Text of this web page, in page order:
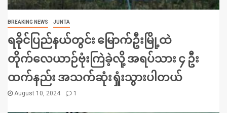
BREAKING NEWS JUNTA
ရခိုင်ပြည်နယ်တွင်း မြောက်ဦးမြို့ထဲ
တိုက်လေယာဉ်ဗုံးကြဲခဲ့လို့ အရပ်သား ၄ ဦး
ထက်နည်း အသက်ဆုံးရှုံးသွားပါတယ်
August 10, 2024 1